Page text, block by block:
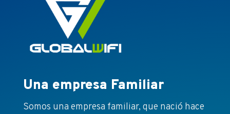
Una empresa Familiar
Somos una empresa familiar, que nació hace